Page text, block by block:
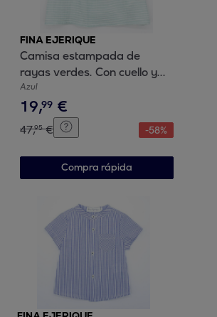
FINA EJERIQUE
Camisa estampada de
rayas verdes. Con cuello y
pliegue en el cuello.
Azul
19,99 €
47,95 € -58%
Compra rápida